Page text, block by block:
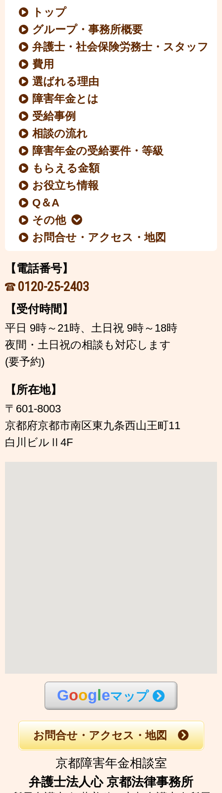
トップ
グループ・事務所概要
弁護士・社会保険労務士・スタッフ
費用
選ばれる理由
障害年金とは
受給事例
相談の流れ
障害年金の受給要件・等級
もらえる金額
お役立ち情報
Q＆A
その他
お問合せ・アクセス・地図
【電話番号】
0120-25-2403
【受付時間】
平日 9時～21時、土日祝 9時～18時
夜間・土日祝の相談も対応します
(要予約)
【所在地】
〒601-8003
京都府京都市南区東九条西山王町11
白川ビルⅡ4F
Googleマップ
お問合せ・アクセス・地図
京都障害年金相談室
弁護士法人心 京都法律事務所